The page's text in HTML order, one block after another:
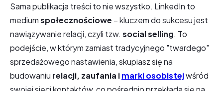
Sama publikacja treści to nie wszystko. LinkedIn to
mediumspołecznościowe – kluczem do sukcesu jest
nawiązywanie relacji, czyli tzw. social selling. To
podejście, w którym zamiast tradycyjnego "twardego"
sprzedażowego nastawienia, skupiasz się na
budowaniu relacji, zaufania imarki osobistejwśród